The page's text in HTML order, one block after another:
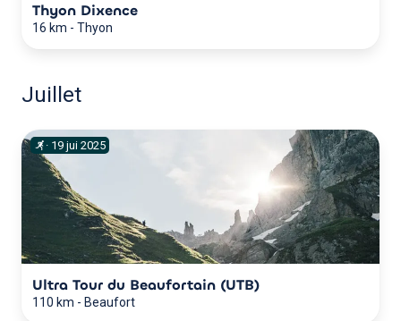
Thyon Dixence
16 km - Thyon
Juillet
· 19 jui 2025
Ultra Tour du Beaufortain (UTB)
110 km - Beaufort